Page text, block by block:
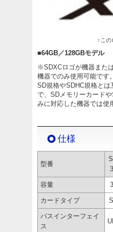
↑この
■64GB／128GBモデル
※SDXCロゴが機器また
機器でのみ使用可能です。
SD規格やSDHC規格と
で、SDメモリーカード
みに対応した機器では使
仕様
型番
容量
カードタイプ
バスインターフェイ
ス